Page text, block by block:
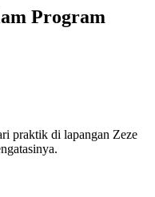
Program
praktik di lapangan Zeze